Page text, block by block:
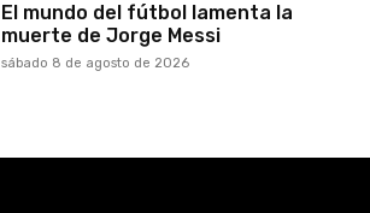
El mundo del fútbol lamenta la
muerte de Jorge Messi
sábado 8 de agosto de 2026